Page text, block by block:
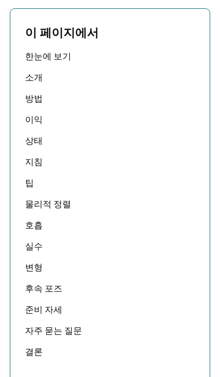
이 페이지에서
한눈에 보기
소개
방법
이익
상태
지침
팁
물리적 정렬
호흡
실수
변형
후속 포즈
준비 자세
자주 묻는 질문
결론